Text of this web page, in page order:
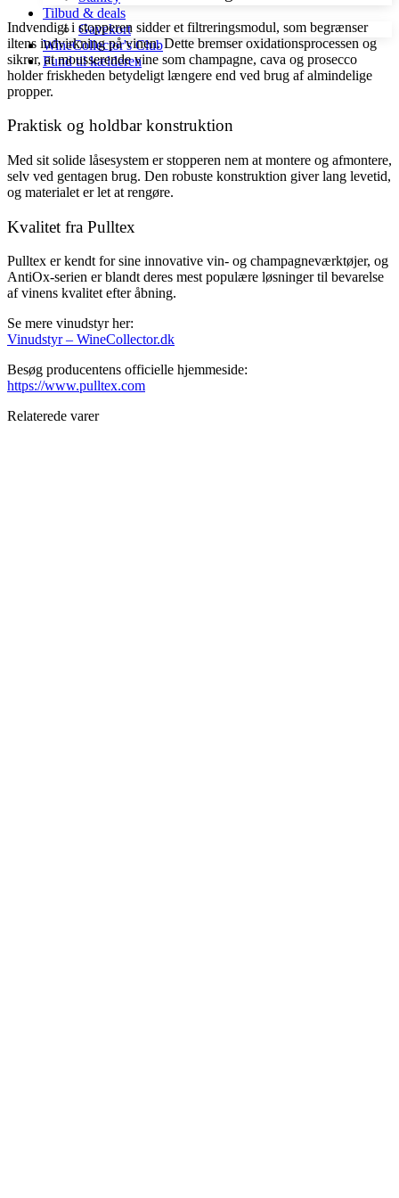
Tilbud & deals
Gavekort
WineCollector's Club
Fund til kælderen
Indvendigt i stopperen sidder et filtreringsmodul, som begrænser
iltens indvirkning på vinen. Dette bremser oxidationsprocessen og
sikrer, at mousserende vine som champagne, cava og prosecco
holder friskheden betydeligt længere end ved brug af almindelige
propper.
Praktisk og holdbar konstruktion
Med sit solide låsesystem er stopperen nem at montere og afmontere,
selv ved gentagen brug. Den robuste konstruktion giver lang levetid,
og materialet er let at rengøre.
Kvalitet fra Pulltex
Pulltex er kendt for sine innovative vin- og champagneværktøjer, og
AntiOx-serien er blandt deres mest populære løsninger til bevarelse
af vinens kvalitet efter åbning.
Se mere vinudstyr her:
Vinudstyr – WineCollector.dk
Besøg producentens officielle hjemmeside:
https://www.pulltex.com
Relaterede varer